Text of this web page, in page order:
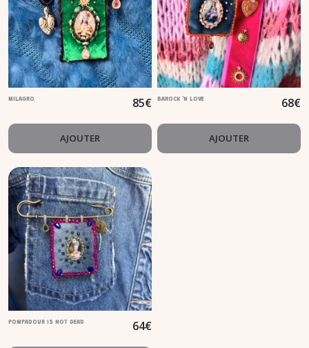
MILAGRO 85€
AJOUTER
BAROCK 'N LOVE 68€
AJOUTER
POMPADOUR IS NOT DEAD 64€